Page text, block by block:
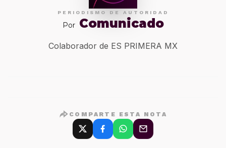
PERIODISMO DE AUTORIDAD
Por Comunicado
Colaborador de ES PRIMERA MX
COMPARTE ESTA NOTA